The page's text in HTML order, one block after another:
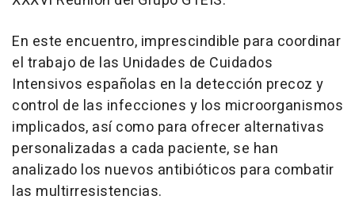
En este encuentro, imprescindible para coordinar
el trabajo de las Unidades de Cuidados
Intensivos españolas en la detección precoz y
control de las infecciones y los microorganismos
implicados, así como para ofrecer alternativas
personalizadas a cada paciente, se han
analizado los nuevos antibióticos para combatir
las multirresistencias.